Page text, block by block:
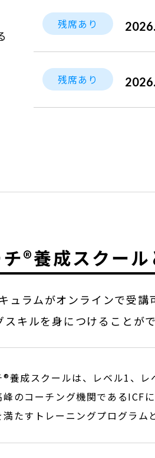
残席あり 2026.
残席あり 2026.
®養成スクール
ュラムがオンラインで受講
キルを身につけることが
®養成スクールは、レベル1、レ
のコーチング機関であるICFに
たすトレーニングプログラム